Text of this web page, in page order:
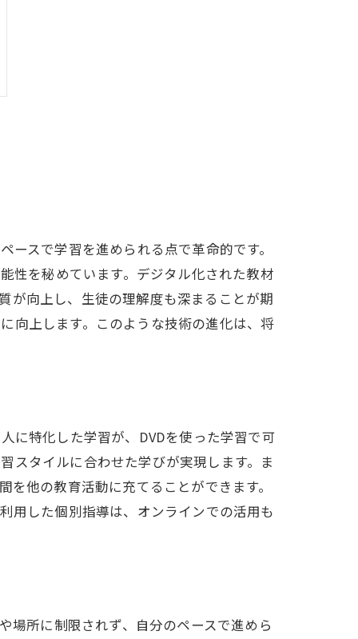
スで学習を進められる点で革命的です。
性を秘めています。デジタル化された教材
が向上し、生徒の理解度も深まることが期
向上します。このような技術の進化は、将
に特化した学習が、DVDを使った学習で可
スタイルに合わせた学びが実現します。ま
他の教育活動に充てることができます。
用した個別指導は、オンラインでの活用も
場所に制限されず、自分のペースで進めら